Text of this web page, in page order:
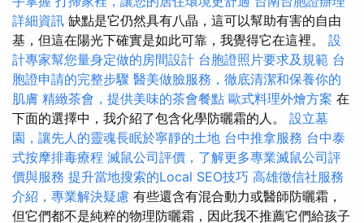
詳細資訊 缺點是它仍然具有八晶，這可以幫助有害的自由
基，但這在陽光下確實是如此可靠，我覺得它在這裡。 設
計專家幫您量身定做的房間設計 台胞證照片要求及規範 台
胞證申請的完整步驟 醫美做臉服務，徹底清潔和保養你的
肌膚 精緻茶會，提供美味的茶會餐點 歐式料理外燴方案 在
下面的選擇中，我介紹了包含化學防曬霜的人。 設立墓
園，讓先人的靈魂長眠於寧靜的土地 台中推拿服務 台中泰
式按摩排毒療程 滅鼠公司評價，了解更多專業滅鼠公司評
價與服務 提升當地搜索的Local SEO技巧 高雄徵信社服務
介紹，專業解決疑慮 有些還含有混合動力或醫師防曬霜，
但它們都不是純粹的物理防曬霜，因此我不推薦它們給孩子